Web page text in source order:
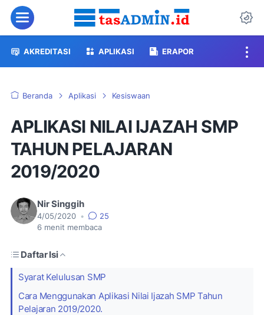
Menu
AKREDITASI APLIKASI ERAPOR
Beranda Aplikasi Kesiswaan
APLIKASI NILAI IJAZAH SMP
TAHUN PELAJARAN
2019/2020
Nir Singgih
4/05/2020 •
25
6 menit membaca
Daftar Isi
Syarat Kelulusan SMP
Cara Menggunakan Aplikasi Nilai Ijazah SMP Tahun
Pelajaran 2019/2020.